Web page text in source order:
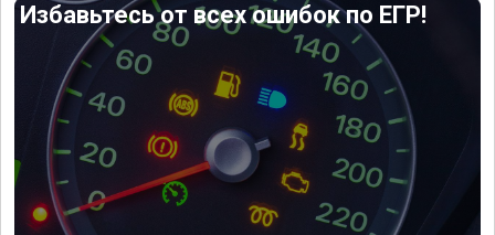
Избавьтесь от всех ошибок по ЕГР!